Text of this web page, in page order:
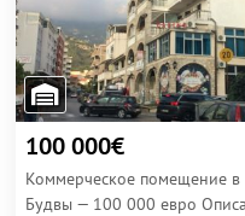
100 000€
Коммерческое помещение в
Будвы — 100 000 евро